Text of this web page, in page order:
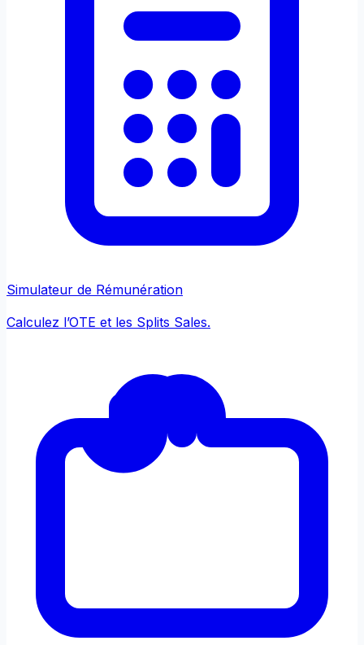
Simulateur de Rémunération
Calculez l’OTE et les Splits Sales.